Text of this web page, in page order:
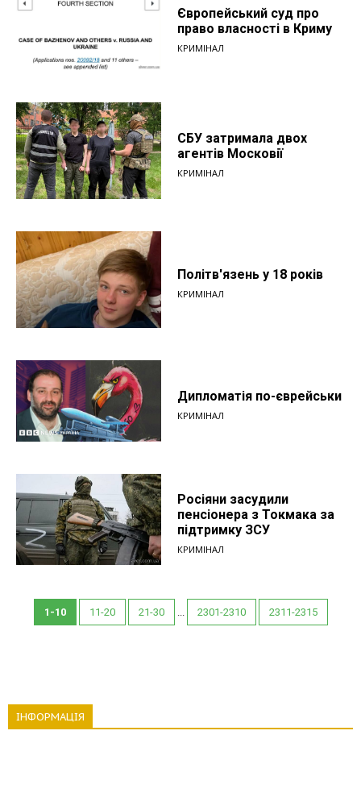
Європейський суд про
право власності в Криму
КРИМІНАЛ
СБУ затримала двох
агентів Московії
КРИМІНАЛ
Політв'язень у 18 років
КРИМІНАЛ
Дипломатія по-єврейськи
КРИМІНАЛ
Росіяни засудили
пенсіонера з Токмака за
підтримку ЗСУ
КРИМІНАЛ
1-10 11-20 21-30 2301-2310 2311-2315
ІНФОРМАЦІЯ